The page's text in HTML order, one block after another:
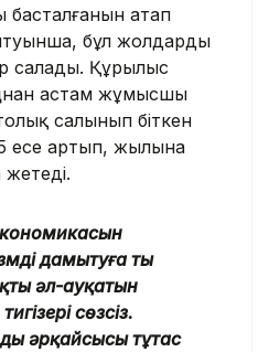
атап
бұл жолдарды
салады. Құрылыс
астам жұмысшы
салынып біткен
есе артып, жылына
дамытуға тың
әл-ауқатын
сөзсіз.
әрқайсысы тұтас